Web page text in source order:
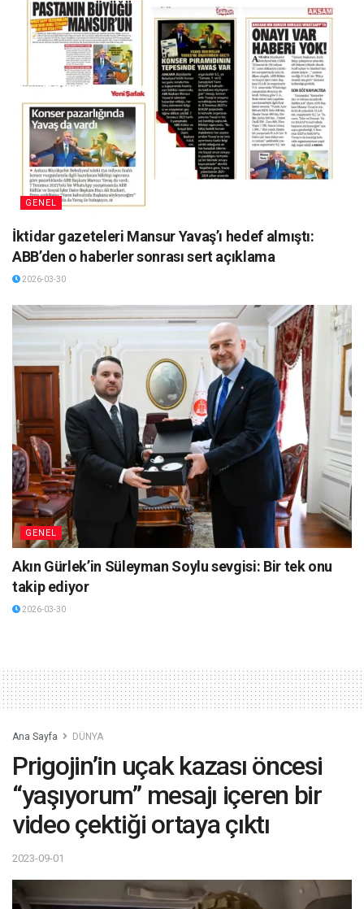
GENEL
İktidar gazeteleri Mansur Yavaş’ı hedef almıştı:
ABB’den o haberler sonrası sert açıklama
2026-03-30
GENEL
Akın Gürlek’in Süleyman Soylu sevgisi: Bir tek onu
takip ediyor
2026-03-30
Ana Sayfa DÜNYA
Prigojin’in uçak kazası öncesi
“yaşıyorum” mesajı içeren bir
video çektiği ortaya çıktı
2023-09-01